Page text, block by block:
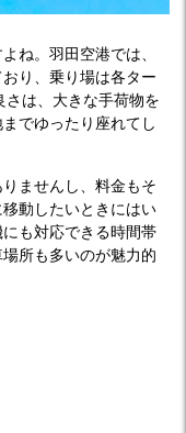
ね。羽田空港では、
り、乗り場は各ター
さは、大きな手荷物を
でゆったり座れてし
ませんし、料金もそ
動したいときにはい
も対応できる時間帯
所も多いのが魅力的